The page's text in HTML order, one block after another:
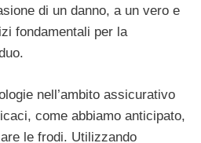
di un danno, a un vero e
fondamentali per la
nell’ambito assicurativo
come abbiamo anticipato,
le frodi. Utilizzando